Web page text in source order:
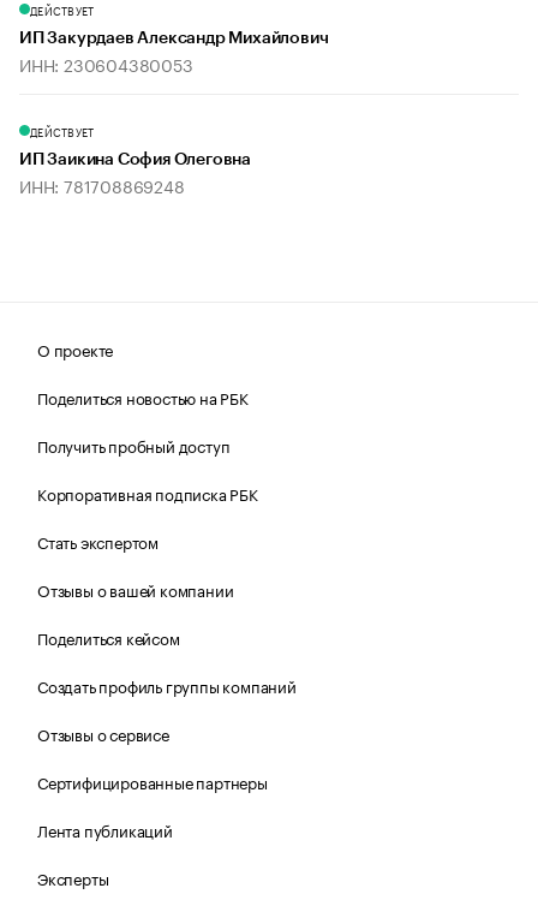
ДЕЙСТВУЕТ
ИП Закурдаев Александр Михайлович
ИНН: 230604380053
ДЕЙСТВУЕТ
ИП Заикина София Олеговна
ИНН: 781708869248
О проекте
Поделиться новостью на РБК
Получить пробный доступ
Корпоративная подписка РБК
Стать экспертом
Отзывы о вашей компании
Поделиться кейсом
Создать профиль группы компаний
Отзывы о сервисе
Сертифицированные партнеры
Лента публикаций
Эксперты